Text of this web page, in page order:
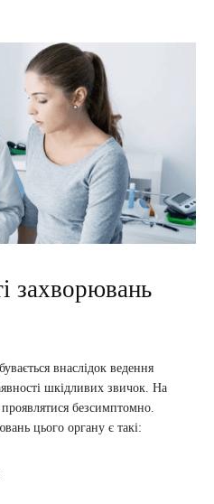
захворювань
внаслідок ведення
шкідливих звичок. На
безсимптомно.
цього органу є такі: